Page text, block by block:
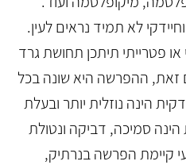
לא תמיד נראים לעין.
או פטרייתי תיתכן תחושת גרד
זאת, ההפרשה היא שונה בכל
הינה נוזלית יותר ובעלת
סמיכה, דביקה ונטולת
קיימת הפרשה בנרתיק,